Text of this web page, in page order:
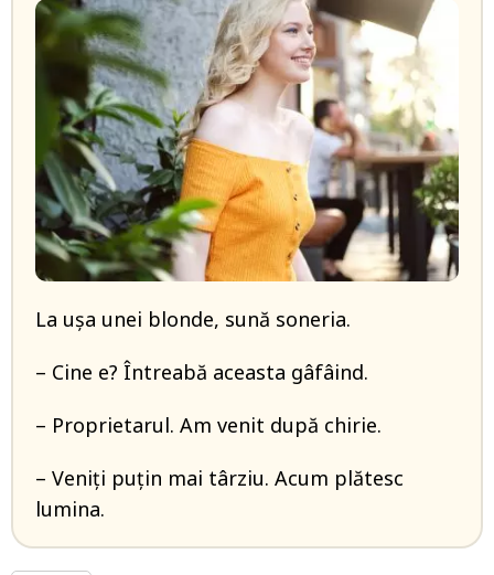
La ușa unei blonde, sună soneria.
– Cine e? Întreabă aceasta gâfâind.
– Proprietarul. Am venit după chirie.
– Veniți puțin mai târziu. Acum plătesc
lumina.